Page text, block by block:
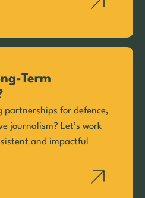
Term
partnerships for defence,
journalism? Let’s work
and impactful